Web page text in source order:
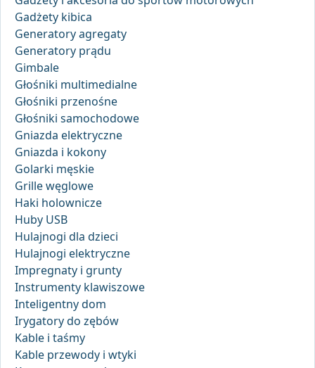
Gadżety kibica
Generatory agregaty
Generatory prądu
Gimbale
Głośniki multimedialne
Głośniki przenośne
Głośniki samochodowe
Gniazda elektryczne
Gniazda i kokony
Golarki męskie
Grille węglowe
Haki holownicze
Huby USB
Hulajnogi dla dzieci
Hulajnogi elektryczne
Impregnaty i grunty
Instrumenty klawiszowe
Inteligentny dom
Irygatory do zębów
Kable i taśmy
Kable przewody i wtyki